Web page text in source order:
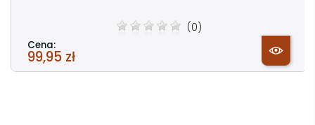
(0)
Cena:
99,95 zł